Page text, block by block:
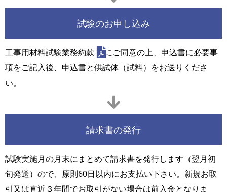
試験のお申し込み
工事用材料試験業務約款
にご同意の上、申込書に必要事
項をご記入後、申込書と供試体（試料）をお送りくださ
い。
請求書の発行
試験実施月の月末にまとめて請求書を発行します（翌月初
旬発送）ので、原則60日以内にお支払い下さい。新規お取
引又は直近３年間でお取引がない場合は前入金となりま